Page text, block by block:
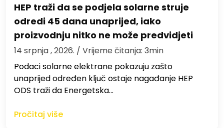
HEP traži da se podjela solarne struje
odredi 45 dana unaprijed, iako
proizvodnju nitko ne može predvidjeti
14 srpnja , 2026. / Vrijeme čitanja: 3min
Podaci solarne elektrane pokazuju zašto
unaprijed određen ključ ostaje nagađanje HEP
ODS traži da Energetska…
Pročitaj više